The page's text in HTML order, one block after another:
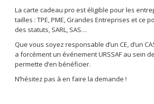
La carte cadeau pro est éligible pour les
tailles : TPE, PME, Grandes Entreprises et ce
des statuts, SARL, SAS…
Que vous soyez responsable d’un CE, d’un
a forcément un événement URSSAF au sein
permette d’en bénéficier.
N’hésitez pas à en faire la demande !